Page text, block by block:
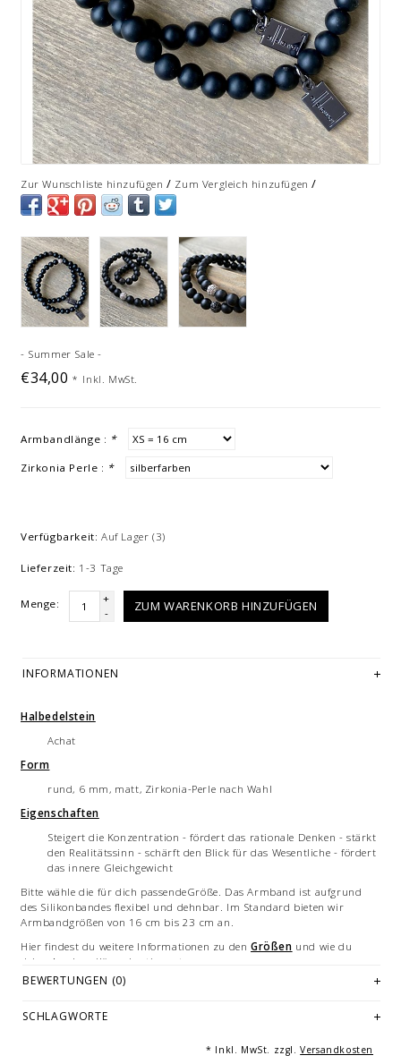
Zur Wunschliste hinzufügen / Zum Vergleich hinzufügen /
- Summer Sale -
€34,00* Inkl. MwSt.
Armbandlänge : *
Zirkonia Perle : *
Verfügbarkeit: Auf Lager(3)
Lieferzeit: 1-3 Tage
Menge:
+
-
ZUM WARENKORB HINZUFÜGEN
INFORMATIONEN
Halbedelstein
Achat
Form
rund, 6 mm, matt, Zirkonia-Perle nach Wahl
Eigenschaften
Steigert die Konzentration - fördert das rationale Denken - stärkt
den Realitätssinn - schärft den Blick für das Wesentliche - fördert
das innere Gleichgewicht
Bitte wähle die für dich passendeGröße. Das Armband ist aufgrund
des Silikonbandes flexibel und dehnbar. Im Standard bieten wir
Armbandgrößen von 16 cm bis 23 cm an.
Hier findest du weitere Informationen zu den Größen und wie du
deine Armbandlänge bestimmst.
Jedes Armband ist ein handgemachtes Unikat - hergestellt in
Länge. Je nach Größe variieren die Anzahl und Anordnung der
BEWERTUNGEN (0)
SCHLAGWORTE
* Inkl. MwSt. zzgl.Versandkosten